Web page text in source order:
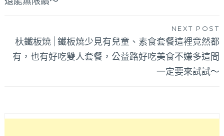
NEXT POST
杕鐵板燒 | 鐵板燒少見有兒童、素食套餐這裡竟然都
有，也有好吃雙人套餐，公益路好吃美食不嫌多這間
一定要來試試～